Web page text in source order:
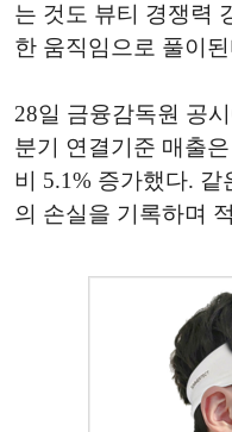
는 것도 뷰티 경쟁력
한 움직임으로 풀이
28일 금융감독원 공
분기 연결기준 매출
비 5.1% 증가했다. 같
의 손실을 기록하며